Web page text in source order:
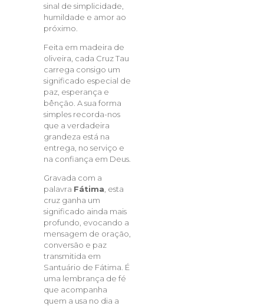
sinal de simplicidade,
humildade e amor ao
próximo.
Feita em madeira de
oliveira, cada Cruz Tau
carrega consigo um
significado especial de
paz, esperança e
bênção. A sua forma
simples recorda-nos
que a verdadeira
grandeza está na
entrega, no serviço e
na confiança em Deus.
Gravada com a
palavra Fátima , esta
cruz ganha um
significado ainda mais
profundo, evocando a
mensagem de oração,
conversão e paz
transmitida em
Santuário de Fátima . É
uma lembrança de fé
que acompanha
quem a usa no dia a